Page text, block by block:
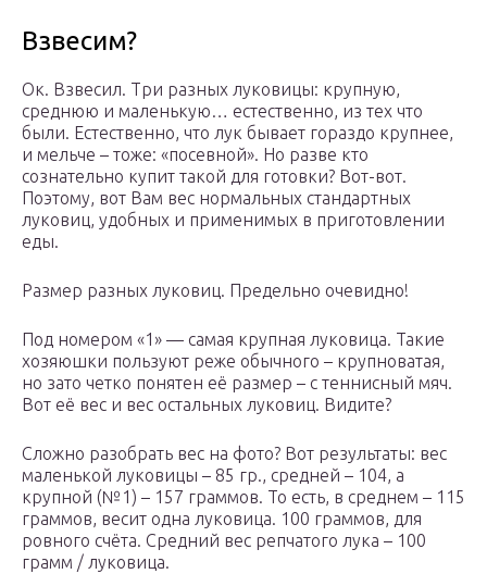
Взвесим?
Ок. Взвесил. Три разных луковицы: крупную,
среднюю и маленькую… естественно, из тех что
были. Естественно, что лук бывает гораздо крупнее,
и мельче – тоже: «посевной». Но разве кто
сознательно купит такой для готовки? Вот-вот.
Поэтому, вот Вам вес нормальных стандартных
луковиц, удобных и применимых в приготовлении
еды.
Размер разных луковиц. Предельно очевидно!
Под номером «1» — самая крупная луковица. Такие
хозяюшки пользуют реже обычного – крупноватая,
но зато четко понятен её размер – с теннисный мяч.
Вот её вес и вес остальных луковиц. Видите?
Сложно разобрать вес на фото? Вот результаты: вес
маленькой луковицы – 85 гр., средней – 104, а
крупной (№1) – 157 граммов. То есть, в среднем – 115
граммов, весит одна луковица. 100 граммов, для
ровного счёта. Средний вес репчатого лука – 100
грамм / луковица.